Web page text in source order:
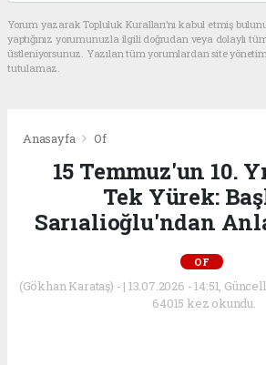
Yorum yazarak Topluluk Kuralları’nı kabul etmiş
yaptığınız yorumunuzla ilgili doğrudan veya dolaylı
üstleniyorsunuz. Yazılan tüm yorumlardan site
tutulamaz.
Anasayfa Of
15 Temmuz'un 10.
Tek Yürek:
Sarıalioğlu'ndan
OF
(Gökhan Karataş) - | 13.07.2026 - 14:51,
64015 kez okundu.